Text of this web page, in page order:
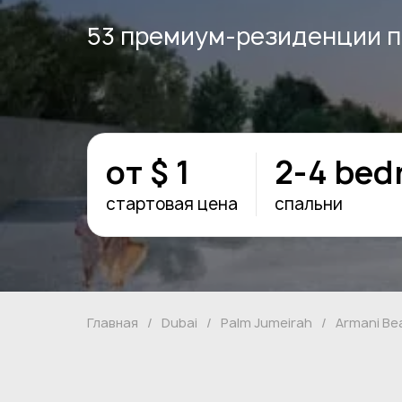
53 премиум-резиденции
от $ 1
стартовая цена
2-4
спальни
Главная / Dubai / Palm Jumeirah / Armani